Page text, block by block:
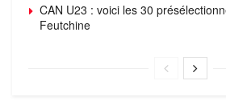
CAN U23 : voici les 30
Feutchine